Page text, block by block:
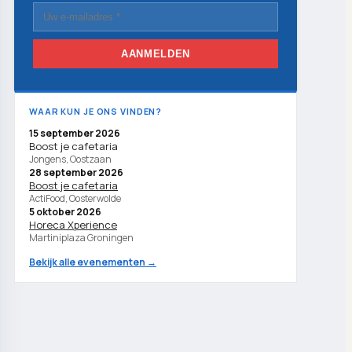
AANMELDEN
WAAR KUN JE ONS VINDEN?
15 september 2026
Boost je cafetaria
Jongens, Oostzaan
28 september 2026
Boost je cafetaria
ActiFood, Oosterwolde
5 oktober 2026
Horeca Xperience
Martiniplaza Groningen
Bekijk alle evenementen →